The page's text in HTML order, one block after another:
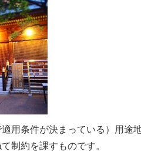
用条件が決まっている）用途
制約を課すものです。